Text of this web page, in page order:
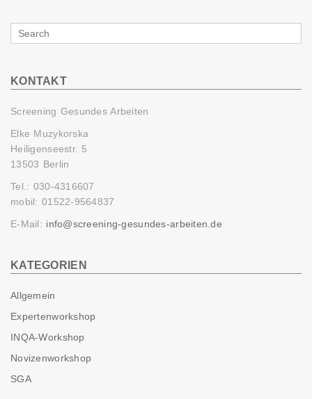
Search
for
KONTAKT
Screening Gesundes Arbeiten
Elke Muzykorska
Heiligenseestr. 5
13503 Berlin
Tel.: 030-4316607
mobil: 01522-9564837
E-Mail: info@screening-gesundes-arbeiten.de
KATEGORIEN
Allgemein
Expertenworkshop
INQA-Workshop
Novizenworkshop
SGA